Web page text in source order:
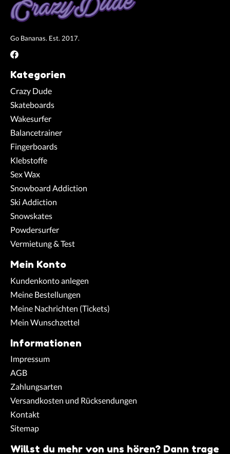
Go Bananas. Est. 2017.
Kategorien
Crazy Dude
Skateboards
Wakesurfer
Balancetrainer
Fingerboards
Klebstoffe
Sex Wax
Snowboard Addiction
Ski Addiction
Snowskates
Powdersurfer
Vermietung & Test
Mein Konto
Kundenkonto anlegen
Meine Bestellungen
Meine Nachrichten (Tickets)
Mein Wunschzettel
Informationen
Impressum
AGB
Zahlungsarten
Versandkosten und Rücksendungen
Kontakt
Sitemap
Willst du mehr von uns hören? Dann trage